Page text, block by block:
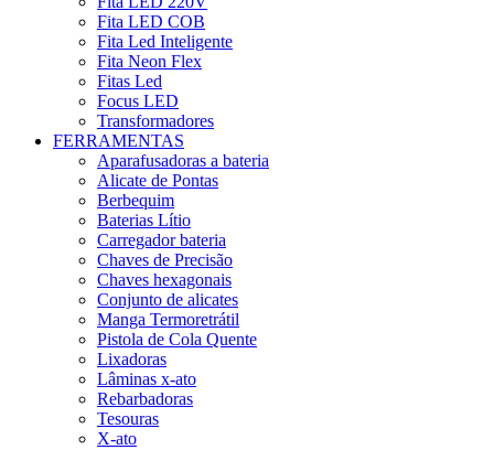
Fita LED COB
Fita Led Inteligente
Fita Neon Flex
Fitas Led
Focus LED
Transformadores
FERRAMENTAS
Aparafusadoras a bateria
Alicate de Pontas
Berbequim
Baterias Lítio
Carregador bateria
Chaves de Precisão
Chaves hexagonais
Conjunto de alicates
Manga Termoretrátil
Pistola de Cola Quente
Lixadoras
Lâminas x-ato
Rebarbadoras
Tesouras
X-ato